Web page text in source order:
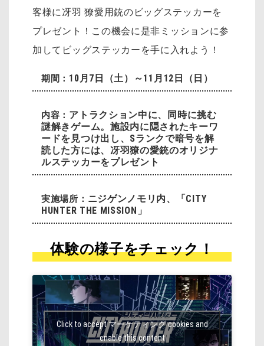
客様に冴羽 獠愛用銃のビッグステッカーを
プレゼント！ この機会に是非ミッションに参
加してビッグステッカーを手に入れよう！
期間： 10月7日（土）～11月12日（日）
内容： アトラクション中に、同時に挑む
謎解きゲーム。施設内に隠されたキーワ
ードを見つけ出し、Sランクで暗号を解
読した方には、冴羽獠の愛銃のオリジナ
ルステッカーをプレゼント
実施場所： ニジゲンノモリ内、「CITY
HUNTER THE MISSION」
体験の様子をチェック！
Click to accept マーケティング cookies and
enable this content